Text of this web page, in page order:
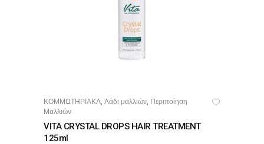
ΠΡΟΣΘΉΚΗ ΣΤΟ ΚΑΛΆΘΙ
ΚΟΜΜΩΤΗΡΙΑΚΑ, Λάδι μαλλιών, Περιποίηση
Μαλλιών
VITA CRYSTAL DROPS HAIR TREATMENT
125ml